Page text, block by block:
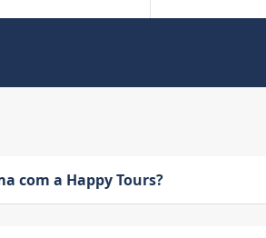
com a Happy Tours?